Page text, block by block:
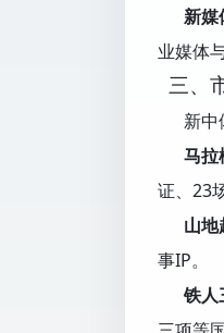
新媒
业媒体
三、
新中
马拉
证、23
山地
事IP。
铁人